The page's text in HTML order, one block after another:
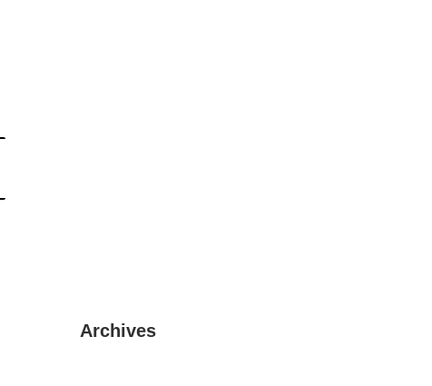
Archives